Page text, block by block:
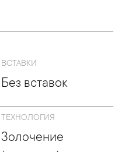
ВСТАВКИ
Без вставок
ТЕХНОЛОГИЯ
Золочение